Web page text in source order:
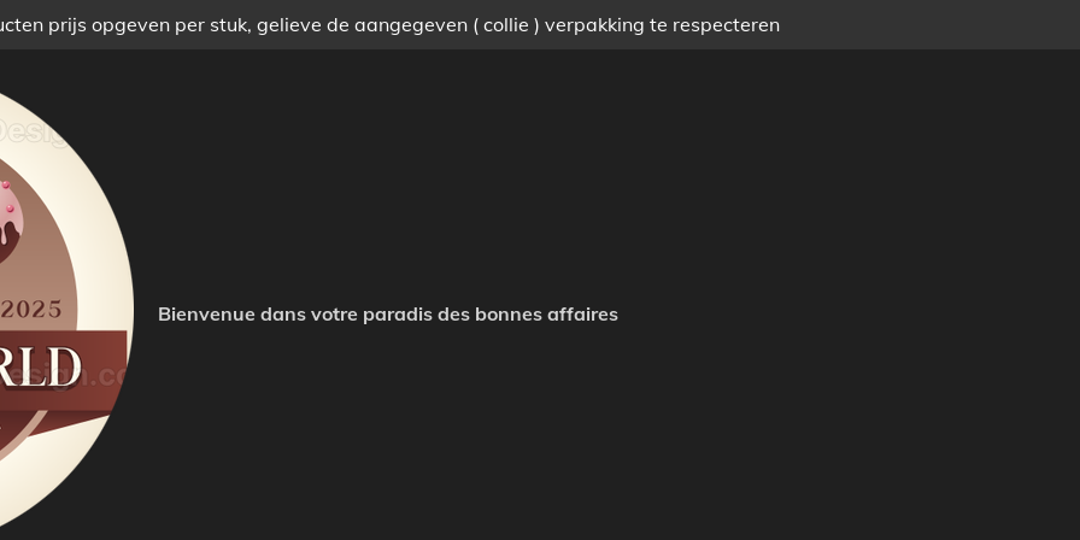
prijs opgeven per stuk, gelieve de aangegeven ( collie ) verpakking te respecteren
Bienvenue dans votre paradis des bonnes affaires